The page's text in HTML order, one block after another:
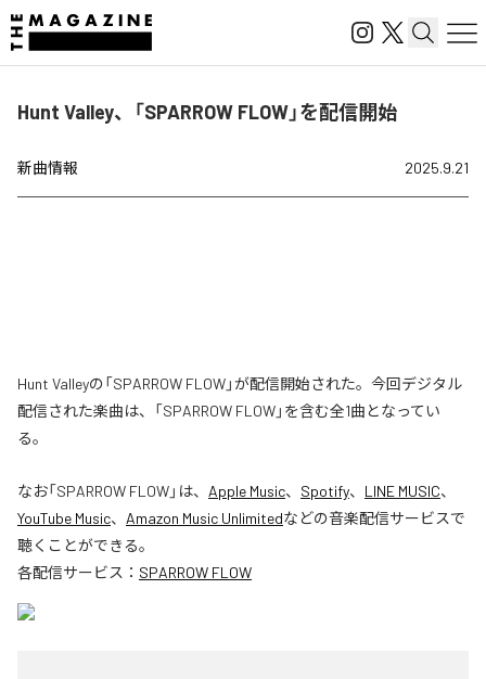
Hunt Valley、「SPARROW FLOW」を配信開始
新曲情報 2025.9.21
Hunt Valleyの「SPARROW FLOW」が配信開始された。今回デジタル
配信された楽曲は、「SPARROW FLOW」を含む全1曲となってい
る。
なお「SPARROW FLOW」は、 Apple Music、 Spotify、 LINE MUSIC、
YouTube Music、 Amazon Music Unlimitedなどの音楽配信サービスで
聴くことができる。
各配信サービス： SPARROW FLOW